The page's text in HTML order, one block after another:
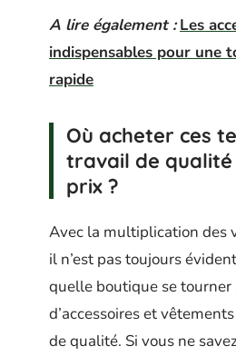
A lire également : Les
indispensables pour une
rapide
Où acheter ces
travail de
prix ?
Avec la multiplication des
il n’est pas toujours
quelle boutique se tourner
d’accessoires et
de qualité. Si vous ne